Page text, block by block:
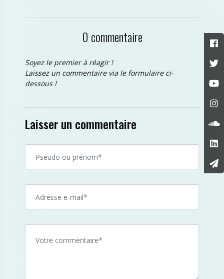
0 commentaire
Soyez le premier à réagir !
Laissez un commentaire via le formulaire ci-
dessous !
Laisser un commentaire